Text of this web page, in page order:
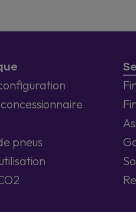
pneus